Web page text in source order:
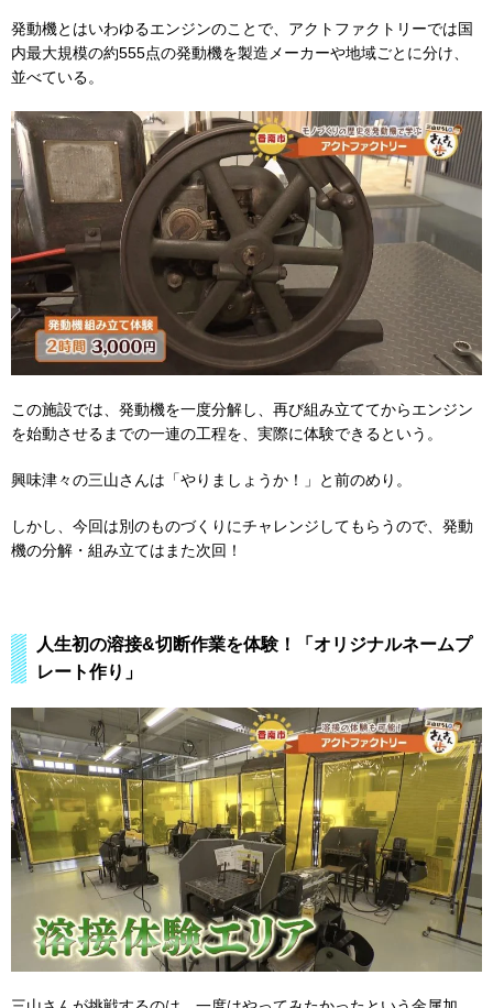
発動機とはいわゆるエンジンのことで、アクトファクトリーでは国
内最大規模の約555点の発動機を製造メーカーや地域ごとに分け、
並べている。
この施設では、発動機を一度分解し、再び組み立ててからエンジン
を始動させるまでの一連の工程を、実際に体験できるという。
興味津々の三山さんは「やりましょうか！」と前のめり。
しかし、今回は別のものづくりにチャレンジしてもらうので、発動
機の分解・組み立てはまた次回！
人生初の溶接&切断作業を体験！「オリジナルネームプ
レート作り」